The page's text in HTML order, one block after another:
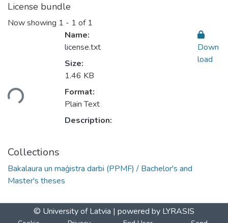
License bundle
Now showing 1 - 1 of 1
Loading...
Name:
license.txt
Size:
1.46 KB
Format:
Plain Text
Description:
Down
load
Collections
Bakalaura un maģistra darbi (PPMF) / Bachelor's and
Master's theses
© University of Latvia | powered by LYRASIS